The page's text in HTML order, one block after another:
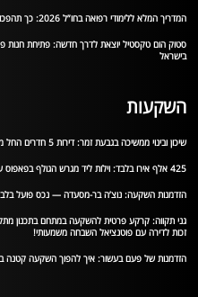
המדריך המלא ללימודי רפואה בחו”ל 2026: כך תהפכו לרופאים במסלול הבטוח ביותר
סטוק הום טקסטיל יוצאת לדרך חדשה: פתיחת חנות
בישראל
השקעות
שיכון ובינוי ממשיכה בגבעת זמר: דירות 5 חדרים החל מ־2.99 מיליון ₪ בשכונת הבוטיק של חיפה
425 אלף אירו בלבד: וילות ליד מגרש הגולף בפאפוס עם הסכם שכירות ל־10 שנים
הזדמנות השקעה: נוצ’ה בר-מסעדה — נכס פועל בלב
זכות לדירה עם פוטנציאל השבחה משמעותי!
הזדמנות של פעם בעשור: איך להפוך השקעה קטנה במתחם 8 בגדרה לתשואה של עד